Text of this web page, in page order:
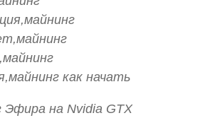
как начать
Эфира на Nvidia GTX